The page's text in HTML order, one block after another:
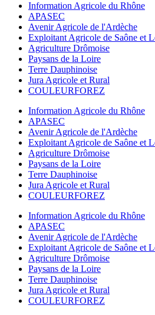
Information Agricole du Rhône
APASEC
Avenir Agricole de l'Ardèche
Exploitant Agricole de Saône et
Agriculture Drômoise
Paysans de la Loire
Terre Dauphinoise
Jura Agricole et Rural
COULEURFOREZ
Information Agricole du Rhône
APASEC
Avenir Agricole de l'Ardèche
Exploitant Agricole de Saône et
Agriculture Drômoise
Paysans de la Loire
Terre Dauphinoise
Jura Agricole et Rural
COULEURFOREZ
Information Agricole du Rhône
APASEC
Avenir Agricole de l'Ardèche
Exploitant Agricole de Saône et
Agriculture Drômoise
Paysans de la Loire
Terre Dauphinoise
Jura Agricole et Rural
COULEURFOREZ